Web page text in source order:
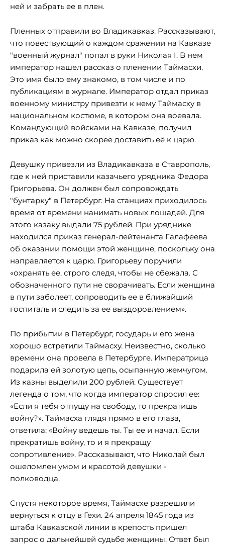
ней и забрать ее в плен.
Пленных отправили во Владикавказ. Рассказывают,
что повествующий о каждом сражении на Кавказе
"военный журнал" попал в руки Николая I. В нем
император нашел рассказ о пленении Таймасхи.
Это имя было ему знакомо, в том числе и по
публикациям в журнале. Император отдал приказ
военному министру привезти к нему Таймасху в
национальном костюме, в котором она воевала.
Командующий войсками на Кавказе, получил
приказ как можно скорее доставить её к царю.
Девушку привезли из Владикавказа в Ставрополь,
где к ней приставили казачьего урядника Федора
Григорьева. Он должен был сопровождать
"бунтарку" в Петербург. На станциях приходилось
время от времени нанимать новых лошадей. Для
этого казаку выдали 75 рублей. При уряднике
находился приказ генерал-лейтенанта Галафеева
об оказании помощи этой женщине, поскольку она
направляется к царю. Григорьеву поручили
«охранять ее, строго следя, чтобы не сбежала. С
обозначенного пути не сворачивать. Если женщина
в пути заболеет, сопроводить ее в ближайший
госпиталь и следить за ее выздоровлением».
По прибытии в Петербург, государь и его жена
хорошо встретили Таймасху. Неизвестно, сколько
времени она провела в Петербурге. Императрица
подарила ей золотую цепь, осыпанную жемчугом.
Из казны выделили 200 рублей. Существует
легенда о том, что когда император спросил ее:
«Если я тебя отпущу на свободу, то прекратишь
войну?». Таймасха глядя прямо в его глаза,
ответила: «Войну ведешь ты. Ты ее и начал. Если
прекратишь войну, то и я прекращу
сопротивление». Рассказывают, что Николай был
ошеломлен умом и красотой девушки -
полководца.
Спустя некоторое время, Таймасхе разрешили
вернуться к отцу в Гехи. 24 апреля 1845 года из
штаба Кавказской линии в крепость пришел
запрос о дальнейшей судьбе женщины. Ответ был